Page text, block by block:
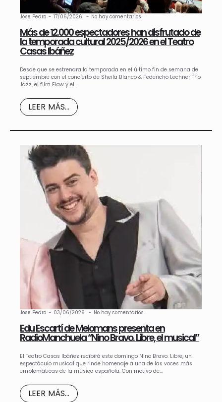
Más de 12.000 espectadores han disfrutado de
la temporada cultural 2025/2026 en el Teatro
Casas Ibáñez
Jose Pedro 17/06/2026 No hay comentarios
Desde que se estrenara la temporada en el último fin de semana de
septiembre con el concierto de Sheila Blanco & Federicho Lechner Trío
Jazz, el film Flow y el…
LEER MÁS...
Edu Escartí de Melomans presenta en
RadioManchuela “Nino Bravo. Libre, el musical”
Jose Pedro 03/06/2026 No hay comentarios
El Teatro Casas Ibáñez recibirá este domingo Nino Bravo. Libre, un
espectáculo musical que rinde homenaje a una de las voces más
emblemáticas de la música española. Con motivo de…
LEER MÁS...